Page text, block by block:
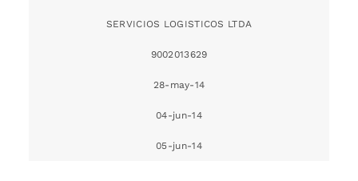
SERVICIOS LOGISTICOS LTDA
9002013629
28-may-14
04-jun-14
05-jun-14